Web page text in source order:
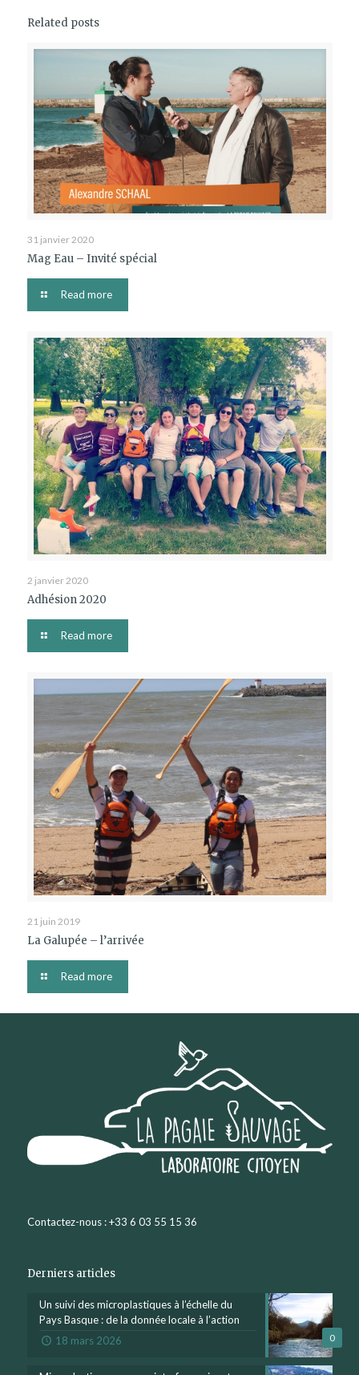
Related posts
31 janvier 2020
Mag Eau – Invité spécial
Read more
2 janvier 2020
Adhésion 2020
Read more
21 juin 2019
La Galupée – l’arrivée
Read more
Contactez-nous : +33 6 03 55 15 36
Derniers articles
0
Un suivi des microplastiques à l’échelle du
Pays Basque : de la donnée locale à l’action
18 mars 2026